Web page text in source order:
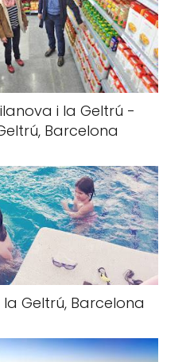
i la Geltrú -
Barcelona
Geltrú, Barcelona